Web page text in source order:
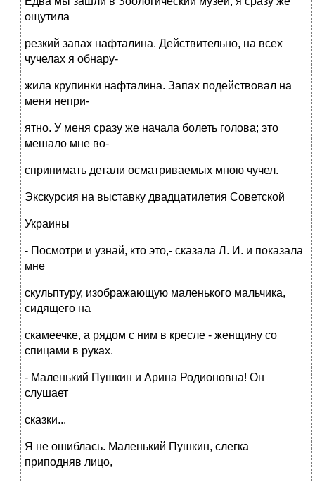
ощутила
резкий запах нафталина. Действительно, на всех
чучелах я обнару-
жила крупинки нафталина. Запах подействовал на
меня непри-
ятно. У меня сразу же начала болеть голова; это
мешало мне во-
спринимать детали осматриваемых мною чучел.
Экскурсия на выставку двадцатилетия Советской
Украины
- Посмотри и узнай, кто это,- сказала Л. И. и показала
мне
скульптуру, изображающую маленького мальчика,
сидящего на
скамеечке, а рядом с ним в кресле - женщину со
спицами в руках.
- Маленький Пушкин и Арина Родионовна! Он
слушает
сказки...
Я не ошиблась. Маленький Пушкин, слегка
приподняв лицо,